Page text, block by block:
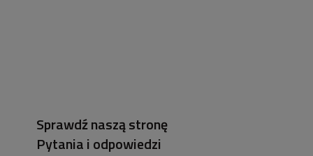
Sprawdź naszą stronę
Pytania i odpowiedzi